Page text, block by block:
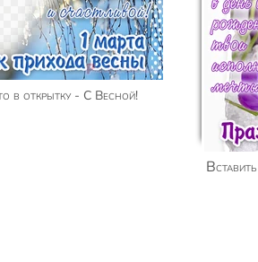
в открытку - С Весной!
Вставить фото в открытку - Праздник прихода